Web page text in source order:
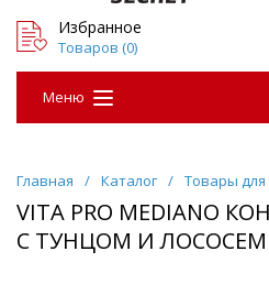
Избранное
Товаров (0)
Меню
Главная / Каталог / Товары для
VITA PRO MEDIANO
С ТУНЦОМ И ЛОСОСЕМ